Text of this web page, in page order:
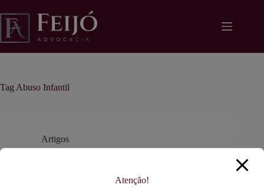
para
conteúdo
Tag Abuso Infantil
Artigos
Atenção!